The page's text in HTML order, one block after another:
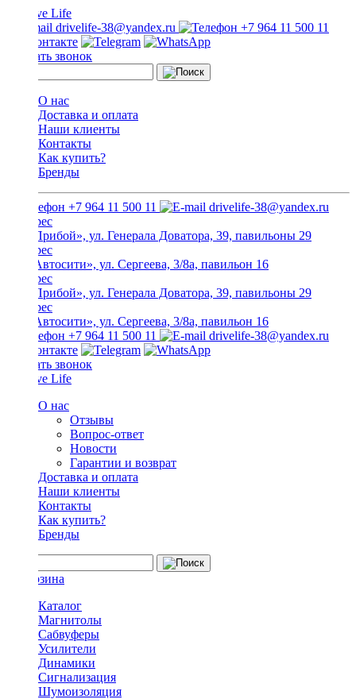
drivelife-38@yandex.ru +7 964 11 500 11
Заказать звонок
О нас
Доставка и оплата
Наши клиенты
Контакты
Как купить?
Бренды
+7 964 11 500 11 drivelife-38@yandex.ru
ТЦ «Прибой», ул. Генерала Доватора, 39, павильоны 29
ТЦ «Автосити», ул. Сергеева, 3/8а, павильон 16
ТЦ «Прибой», ул. Генерала Доватора, 39, павильоны 29
ТЦ «Автосити», ул. Сергеева, 3/8а, павильон 16
+7 964 11 500 11
drivelife-38@yandex.ru
Заказать звонок
О нас
Отзывы
Вопрос-ответ
Новости
Гарантии и возврат
Доставка и оплата
Наши клиенты
Контакты
Как купить?
Бренды
Каталог
Магнитолы
Сабвуферы
Усилители
Динамики
Сигнализация
Шумоизоляция